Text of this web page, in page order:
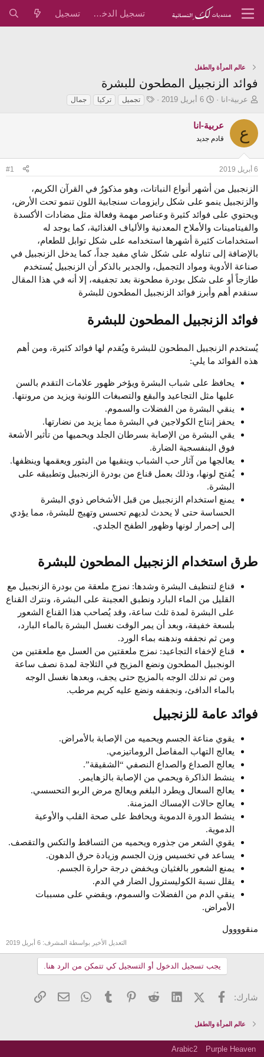
تسجيل الدخول تسجيل
عالم المرأة والطفل
فوائد الزنجبيل المطحون للبشرة
ب
د
ئ
ا
و
و
ع
عربية-انا
ت
خ
ء
6 أبريل 2019 تجميل تركيا جمال
ع عربية-انا
قادم جديد
6 أبريل 2019 #1
الزنجبيل من أشهر أنواع النباتات، وهو مذكورٌ في القرآن الكريم،
والزنجبيل ينمو على شكل رايزومات سنجابية اللون تنمو تحت الأرض،
ويحتوي على فوائد كثيرة وعناصر مهمة وفعالة مثل مضادات الأكسدة
والفيتامينات والأملاح المعدنية والألياف الغذائية، كما يوجد له
استخدامات كثيرة أشهرها استخدامه على شكل توابل للطعام،
بالإضافة إلى تناوله على شكل شاي مفيد جداً، كما يدخل الزنجبيل في
صناعة الأدوية ومواد التجميل، والجدير بالذكر أن الزنجبيل يُستخدم
طازجاً أو على شكل بودرة مطحونة بعد تجفيفه، إلا أنه في هذا المقال
سنقدم أهم وأبرز فوائد الزنجبيل المطحون للبشرة
فوائد الزنجبيل المطحون للبشرة
يُستخدم الزنجبيل المطحون للبشرة ويُقدم لها فوائد كثيرة، ومن أهم
هذه الفوائد ما يلي:
يحافظ على شباب البشرة ويؤخر ظهور علامات التقدم بالسن
عليها مثل التجاعيد والبقع والتصبغات اللونية ويزيد من مرونتها.
ينقي البشرة من الفضلات والسموم.
يحفز إنتاج الكولاجين في البشرة مما يزيد من نضارتها.
يقي البشرة من الإصابة بسرطان الجلد ويحميها من تأثير الأشعة
فوق البنفسجية الضارة.
يعالجها من آثار حب الشباب وينقيها من البثور ويعقمها وينظفها.
يُفتح لونها، وذلك بعمل قناع من بودرة الزنجبيل وتطبيقه على
البشرة.
يمنع استخدام الزنجبيل من قبل الأشخاص ذوي البشرة
الحساسة حتى لا يحدث لديهم تحسس وتهيج للبشرة، مما يؤدي
إلى إحمرار لونها وظهور الطفح الجلدي.
طرق استخدام الزنجبيل المطحون للبشرة
قناع لتنظيف البشرة وشدها: نمزج ملعقة من بودرة الزنجبيل مع
القليل من الماء البارد ونطبق العجينة على البشرة، ونترك القناع
على البشرة لمدة ثلث ساعة، وقد يُصاحب هذا القناع الشعور
بلسعة خفيفة، وبعد أن يمر الوقت نغسل البشرة بالماء البارد،
ومن ثم نجففه وندهنه بماء الورد.
قناع لإخفاء التجاعيد: نمزج ملعقتين من العسل مع ملعقتين من
الونجبيل المطحون ونضع المزيج في الثلاجة لمدة نصف ساعة
ومن ثم ندلك الوجه بالمزيج حتى يجف، وبعدها نغسل الوجه
بالماء الدافئ، ونجففه ونضع عليه كريم مرطب.
فوائد عامة للزنجبيل
يقوي مناعة الجسم ويحميه من الإصابة بالأمراض.
يعالج التهاب المفاصل الروماتيزمي.
يعالج الصداع والصداع النصفي “الشقيقة”.
ينشط الذاكرة ويحمي من الإصابة بالزهايمر.
يعالج السعال ويطرد البلغم ويعالج مرض الربو التحسسي.
يعالج حالات الإمساك المزمنة.
ينشط الدورة الدموية ويحافظ على صحة القلب والأوعية
الدموية.
يقوي الشعر من جذوره ويحميه من التساقط والتكس والتقصف.
يساعد في تخسيس وزن الجسم وزيادة حرق الدهون.
يمنع الشعور بالغثيان ويخفض درجة حرارة الجسم.
يقلل نسبة الكوليسترول الضار في الدم.
ينقي الدم من الفضلات والسموم، ويقضي على مسببات
الأمراض.
منقوووول
التعديل الأخير بواسطة المشرف: 6 أبريل 2019
يجب تسجيل الدخول أو التسجيل كي تتمكن من الرد هنا.
شارك: فيسبوك X (Twitter)
LinkedIn
Reddit
Pinterest
Tumblr
WhatsApp
البريد
عالم المرأة والطفل
Purple Heaven
Arabic2